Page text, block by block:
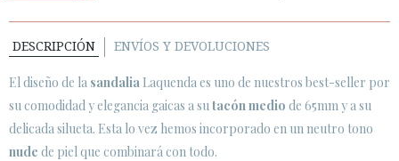
     
ÁREA DE CLIENTES B2B
SECURE WEB SSL CERTIFICATE
DESCRIPCIÓN ENVÍOS Y DEVOLUCIONES
El diseño de la sandalia Laquenda es uno de nuestros best-seller por
su comodidad y elegancia gaicas a sutacón medio de 65mm y a su
delicada silueta. Esta lo vez hemos incorporado en un neutro tono
nude de piel que combinará con todo.